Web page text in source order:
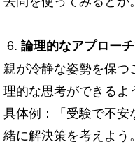
論理的なアプロー
親が冷静な姿勢を保
理的な思考ができるよ
具体例：「受験で不
緒に解決策を考えよう